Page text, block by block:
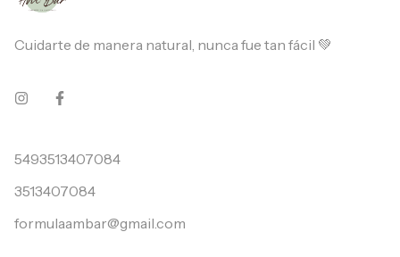
Cuidarte de manera natural, nunca fue tan fácil 💚
5493513407084
3513407084
formulaambar@gmail.com